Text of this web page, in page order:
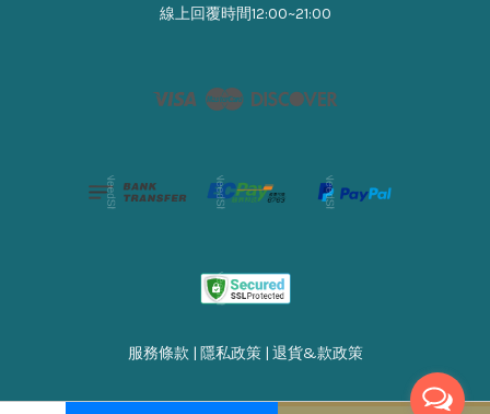
線上回覆時間12:00~21:00
Visa Master
服務條款| 隱私政策| 退貨&款政策